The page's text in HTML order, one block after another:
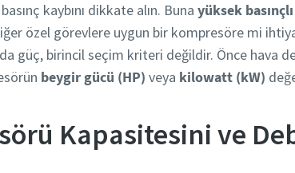
kaybını dikkate alın. Buna yüksek
özel görevlere uygun bir kompresöre mi
güç, birincil seçim kriteri değildir. Önce hava
beygir gücü (HP) veya kilowatt (kW)
Kapasitesini ve